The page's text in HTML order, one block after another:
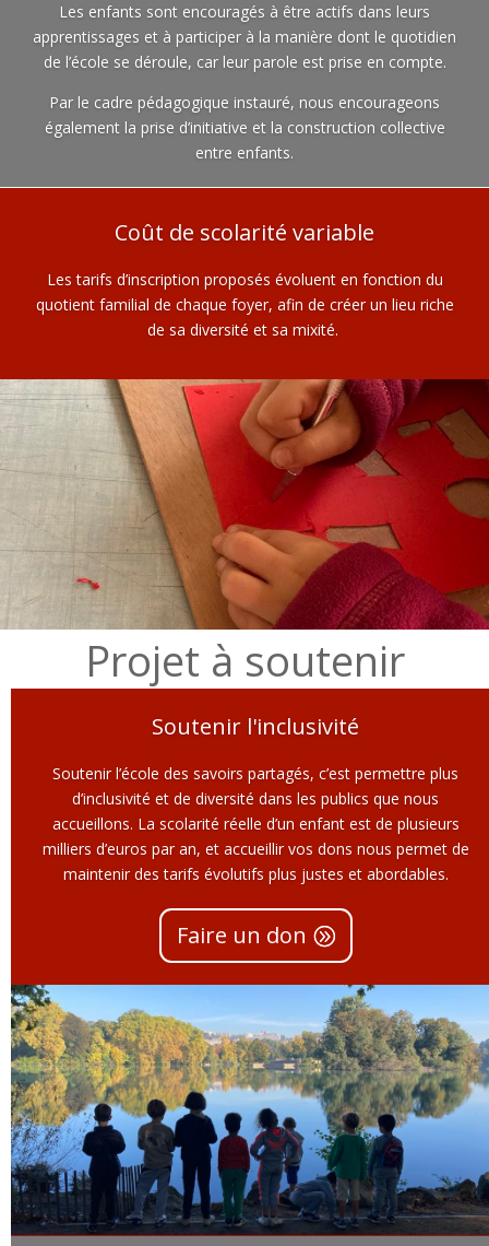
Les enfants sont encouragés à être actifs dans leurs
apprentissages et à participer à la manière dont le quotidien
de l’école se déroule, car leur parole est prise en compte.
Par le cadre pédagogique instauré, nous encourageons
également la prise d’initiative et la construction collective
entre enfants.
Coût de scolarité variable
Les tarifs d’inscription proposés évoluent en fonction du
quotient familial de chaque foyer, afin de créer un lieu riche
de sa diversité et sa mixité.
Projet à soutenir
Soutenir l'inclusivité
Soutenir l’école des savoirs partagés, c’est permettre plus
d’inclusivité et de diversité dans les publics que nous
accueillons. La scolarité réelle d’un enfant est de plusieurs
milliers d’euros par an, et accueillir vos dons nous permet de
maintenir des tarifs évolutifs plus justes et abordables.
Faire un don